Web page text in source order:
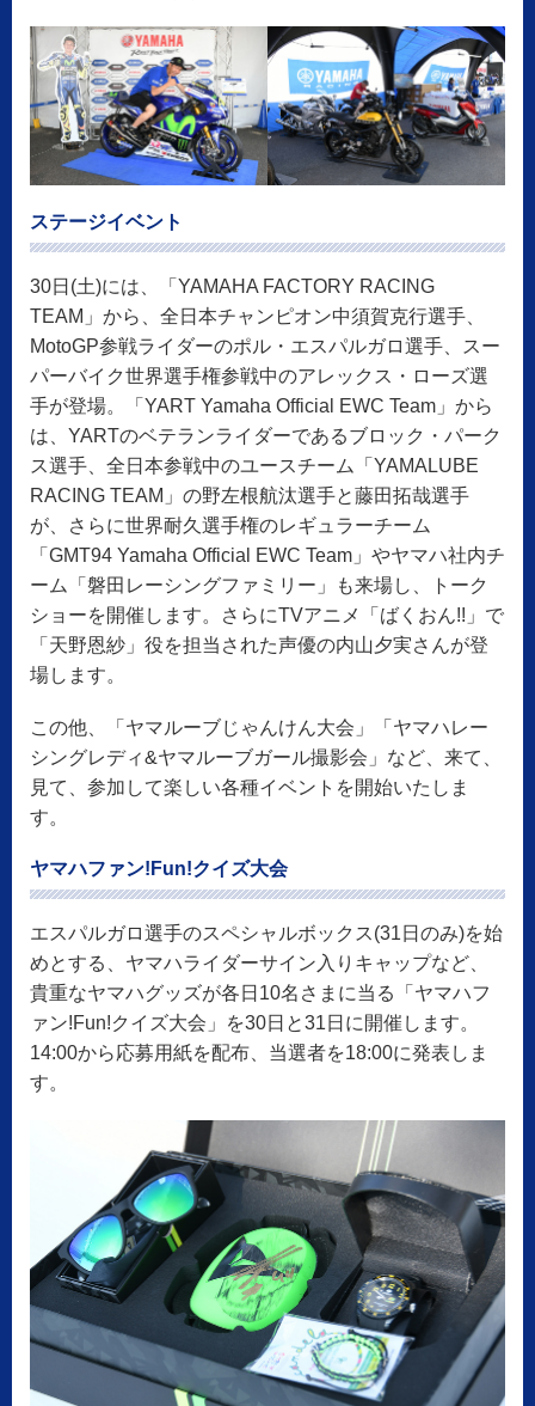
ステージイベント
30日(土)には、「YAMAHA FACTORY RACING
TEAM」から、全日本チャンピオン中須賀克行選手、
MotoGP参戦ライダーのポル・エスパルガロ選手、スー
パーバイク世界選手権参戦中のアレックス・ローズ選
手が登場。「YART Yamaha Official EWC Team」から
は、YARTのベテランライダーであるブロック・パーク
ス選手、全日本参戦中のユースチーム「YAMALUBE
RACING TEAM」の野左根航汰選手と藤田拓哉選手
が、さらに世界耐久選手権のレギュラーチーム
「GMT94 Yamaha Official EWC Team」やヤマハ社内チ
ーム「磐田レーシングファミリー」も来場し、トーク
ショーを開催します。さらにTVアニメ「ばくおん!!」で
「天野恩紗」役を担当された声優の内山夕実さんが登
場します。
この他、「ヤマルーブじゃんけん大会」「ヤマハレー
シングレディ&ヤマルーブガール撮影会」など、来て、
見て、参加して楽しい各種イベントを開始いたしま
す。
ヤマハファン!Fun!クイズ大会
エスパルガロ選手のスペシャルボックス(31日のみ)を始
めとする、ヤマハライダーサイン入りキャップなど、
貴重なヤマハグッズが各日10名さまに当る「ヤマハフ
ァン!Fun!クイズ大会」を30日と31日に開催します。
14:00から応募用紙を配布、当選者を18:00に発表しま
す。